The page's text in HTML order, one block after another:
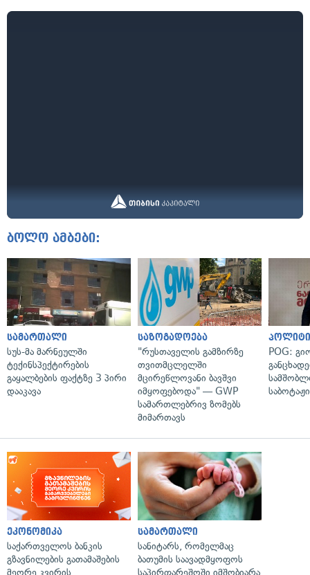
ბოლო ამბები:
სამართალი
სუს-მა მარნეულში
ტექინსპექტირების
გაყალბების ფაქტზე 3 პირი
დააკავა
საზოგადოება
"რუსთაველის გამზირზე
თვითმცლელში
მცირეწლოვანი ბავშვი
იმყოფებოდა" — GWP
სამართლებრივ ზომებს
მიმართავს
POG:
ეკონომიკა
საქართველოს ბანკის
გზავნილების გათამაშების
მეორე კვირის
სამართალი
სანიტარს, რომელმაც
ბათუმის საავადმყოფოს
საპირფარეშოში იმშობიარა